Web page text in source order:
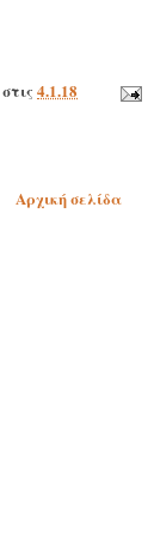
στις 4.1.18
Αρχική σελίδα